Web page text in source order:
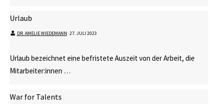
Urlaub
DR. AMELIE WIEDEMANN⋅ 27. JULI 2023
Urlaub bezeichnet eine befristete Auszeit von der Arbeit, die
Mitarbeiter:innen …
War for Talents